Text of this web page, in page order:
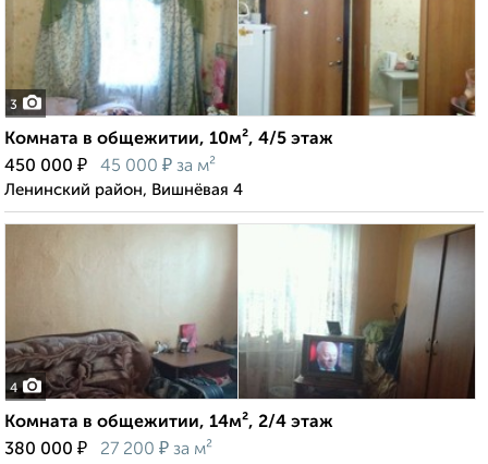
3
Комната в общежитии, 10м², 4/5 этаж
450 000 ₽ 45 000 ₽ за м²
Ленинский район, Вишнёвая 4
4
Комната в общежитии, 14м², 2/4 этаж
380 000 ₽ 27 200 ₽ за м²